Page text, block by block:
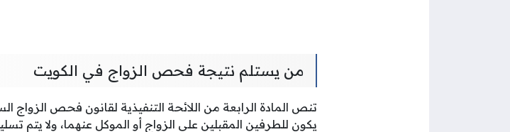
من يستلم نتيجة فحص الزواج في الكويت
تنص المادة الرابعة من اللائحة التنفيذية لقانون فحص الزواج
يكون للطرفين المقبلين على الزواج أو الموكل عنهما، ولا يتم